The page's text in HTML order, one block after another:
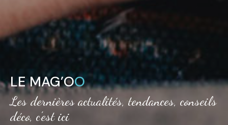
LE MAG’OO
Les dernières actualités, tendances, conseils
déco, c’est ici